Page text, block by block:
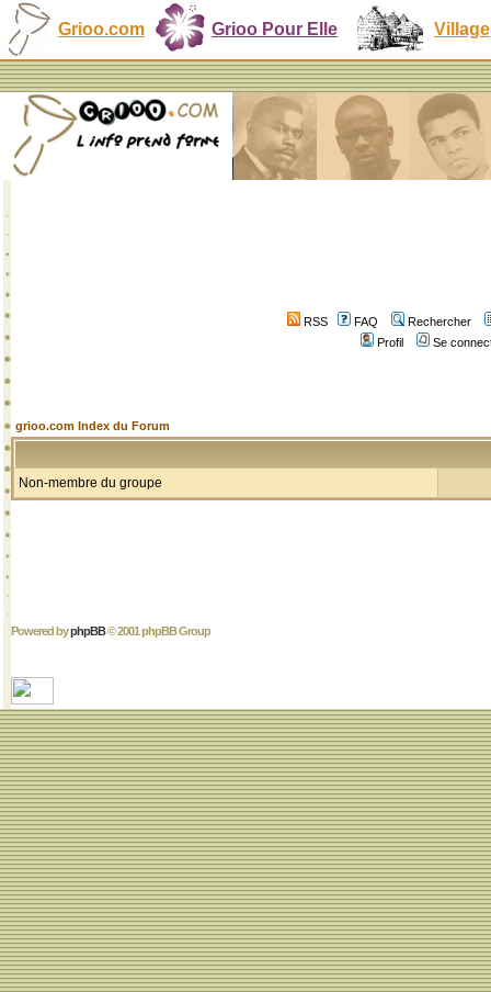
Grioo.com Grioo Pour Elle Village
RSS FAQ
Rechercher
Profil
Se
grioo.com Index du Forum
Non-membre du groupe
Powered byphpBB© 2001 phpBB Group